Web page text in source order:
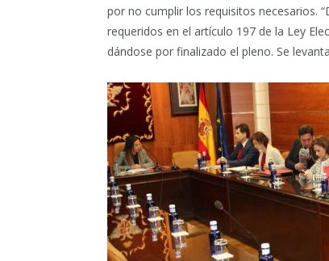
por no cumplir los requisitos necesarios.
requeridos en el artículo 197 de la Ley
dándose por finalizado el pleno. Se